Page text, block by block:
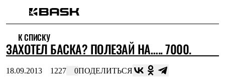
Интернет-магазин
Мужская одежда
Утепленная пухом
Куртки
Брюки
К СПИСКУ
ЗАХОТЕЛ БАСКА? ПОЛЕЗАЙ НА….. 7000.
18.09.2013 1227 0ПОДЕЛИТЬСЯ